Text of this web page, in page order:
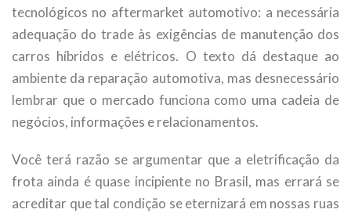
tecnológicos no aftermarket automotivo: a necessária
adequação do trade às exigências de manutenção dos
carros híbridos e elétricos. O texto dá destaque ao
ambiente da reparação automotiva, mas desnecessário
lembrar que o mercado funciona como uma cadeia de
negócios, informações e relacionamentos.
Você terá razão se argumentar que a eletrificação da
frota ainda é quase incipiente no Brasil, mas errará se
acreditar que tal condição se eternizará em nossas ruas